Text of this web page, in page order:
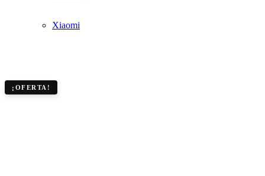
Xiaomi
¡OFERTA!